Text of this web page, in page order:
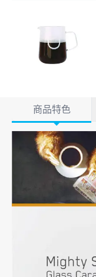
產品詳情商品特色
商品特色